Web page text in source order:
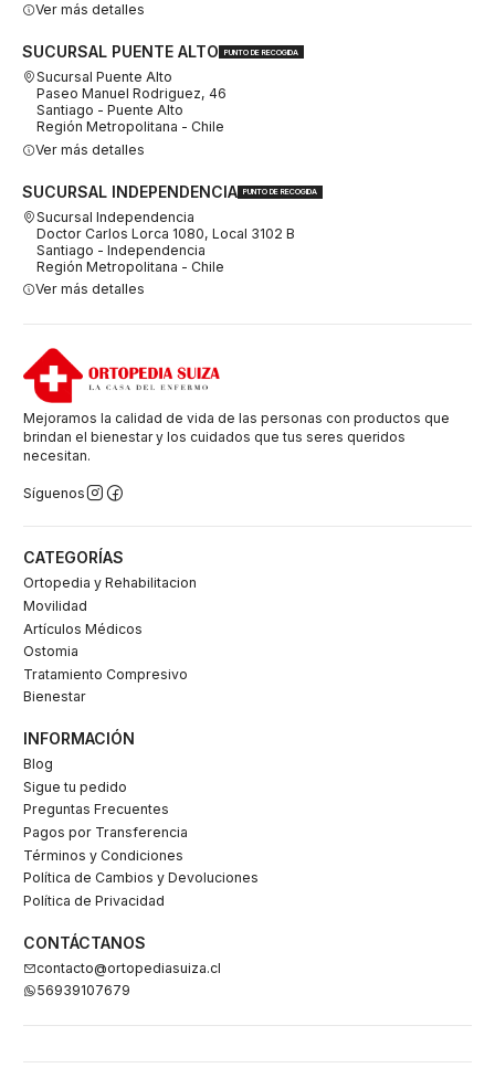
Ver más detalles
SUCURSAL PUENTE ALTO PUNTO DE RECOGIDA
Sucursal Puente Alto
Paseo Manuel Rodriguez, 46
Santiago - Puente Alto
Región Metropolitana - Chile
Ver más detalles
SUCURSAL INDEPENDENCIA PUNTO DE RECOGIDA
Sucursal Independencia
Doctor Carlos Lorca 1080, Local 3102 B
Santiago - Independencia
Región Metropolitana - Chile
Ver más detalles
Mejoramos la calidad de vida de las personas con productos que
brindan el bienestar y los cuidados que tus seres queridos
necesitan.
Síguenos
CATEGORÍAS
Ortopedia y Rehabilitacion
Movilidad
Artículos Médicos
Ostomia
Tratamiento Compresivo
Bienestar
INFORMACIÓN
Blog
Sigue tu pedido
Preguntas Frecuentes
Pagos por Transferencia
Términos y Condiciones
Política de Cambios y Devoluciones
Política de Privacidad
CONTÁCTANOS
contacto@ortopediasuiza.cl
56939107679